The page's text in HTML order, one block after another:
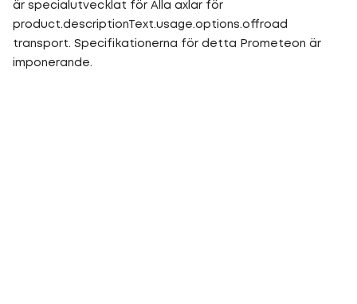
är specialutvecklat för Alla axlar för
product.descriptionText.usage.options.offroad
transport. Specifikationerna för detta Prometeon är
imponerande.